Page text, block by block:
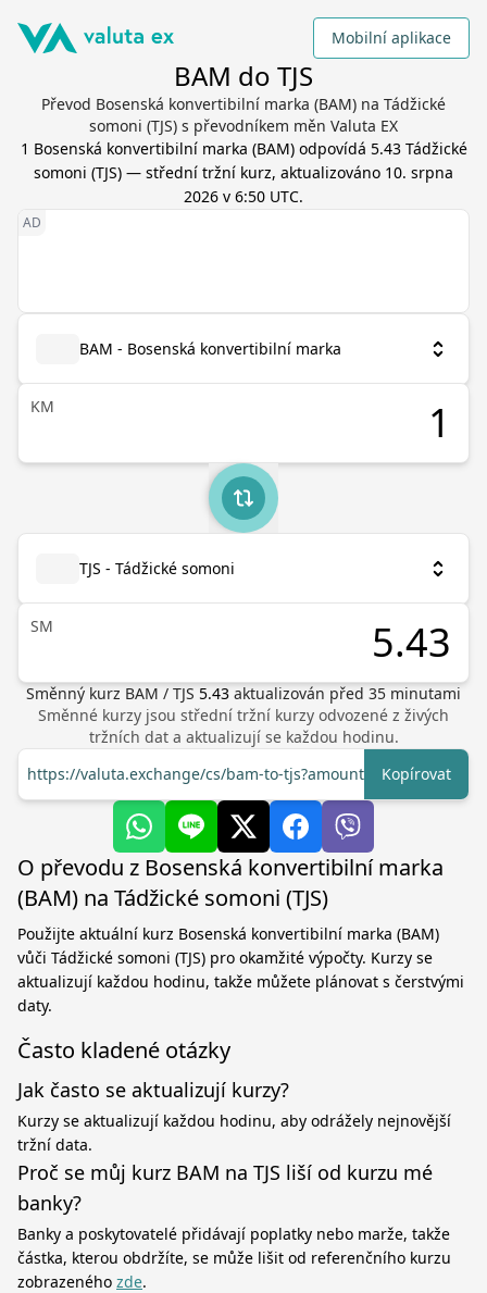
Mobilní aplikace
BAM do TJS
Převod Bosenská konvertibilní marka (BAM) na Tádžické
somoni (TJS) s převodníkem měn Valuta EX
1 Bosenská konvertibilní marka (BAM) odpovídá 5.43 Tádžické
somoni (TJS) — střední tržní kurz, aktualizováno 10. srpna
2026 v 6:50 UTC.
BAM - Bosenská konvertibilní marka
KM
TJS - Tádžické somoni
ЅМ
Směnný kurz BAM / TJS 5.43 aktualizován před 35 minutami
Směnné kurzy jsou střední tržní kurzy odvozené z živých
tržních dat a aktualizují se každou hodinu.
https://valuta.exchange/cs/bam-to-tjs?amount=1 Kopírovat
O převodu z Bosenská konvertibilní marka
(BAM) na Tádžické somoni (TJS)
Použijte aktuální kurz Bosenská konvertibilní marka (BAM)
vůči Tádžické somoni (TJS) pro okamžité výpočty. Kurzy se
aktualizují každou hodinu, takže můžete plánovat s čerstvými
daty.
Často kladené otázky
Jak často se aktualizují kurzy?
Kurzy se aktualizují každou hodinu, aby odrážely nejnovější
tržní data.
Proč se můj kurz BAM na TJS liší od kurzu mé
banky?
Banky a poskytovatelé přidávají poplatky nebo marže, takže
částka, kterou obdržíte, se může lišit od referenčního kurzu
zobrazeného zde.